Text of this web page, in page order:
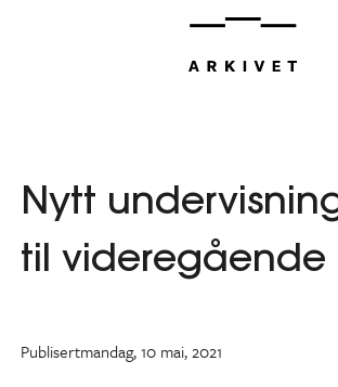
Nytt
til videregående
Publisertmandag, 10 mai, 2021